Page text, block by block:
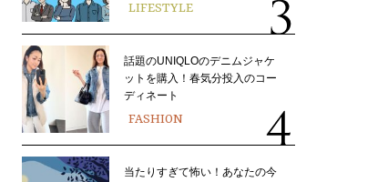
LIFESTYLE
話題のUNIQLOのデニムジャケ
ットを購入！春気分投入のコー
ディネート
FASHION
当たりすぎて怖い！あなたの今